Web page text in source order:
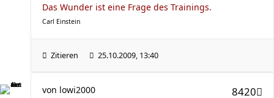
Das Wunder ist eine Frage des Trainings.
Carl Einstein
Zitieren 25.10.2009, 13:40
8420
von lowi2000